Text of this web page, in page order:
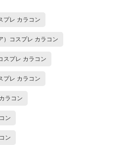
プレ カラコン
）コスプレ カラコン
スプレ カラコン
プレ カラコン
ラコン
ン
ン